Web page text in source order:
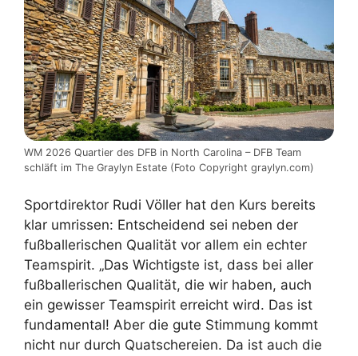
WM 2026 Quartier des DFB in North Carolina – DFB Team
schläft im The Graylyn Estate (Foto Copyright graylyn.com)
Sportdirektor Rudi Völler hat den Kurs bereits
klar umrissen: Entscheidend sei neben der
fußballerischen Qualität vor allem ein echter
Teamspirit. „Das Wichtigste ist, dass bei aller
fußballerischen Qualität, die wir haben, auch
ein gewisser Teamspirit erreicht wird. Das ist
fundamental! Aber die gute Stimmung kommt
nicht nur durch Quatschereien. Da ist auch die